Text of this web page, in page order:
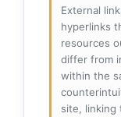
External
hyperlinks
resources
differ from
within the
site, linking